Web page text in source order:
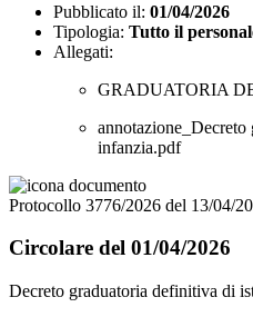
Pubblicato il: 01/04/2026
Tipologia: Tutto il
Allegati:
GRADUATORIA
infanzia.pdf
Protocollo 3776/2026 del 13/04/
Circolare del 01/04/2026
Decreto graduatoria definitiva di